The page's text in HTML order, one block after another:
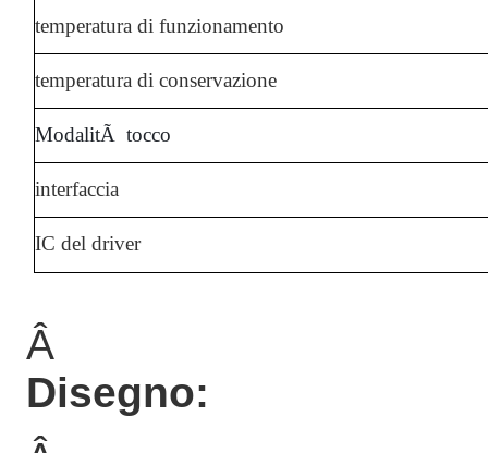
temperatura di funzionamento
temperatura di conservazione
ModalitÃ tocco
interfaccia
IC del driver
Â
Disegno: